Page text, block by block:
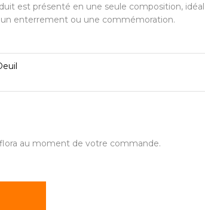
est présenté en une seule composition,
un enterrement ou une commémoration.
au moment de votre commande.